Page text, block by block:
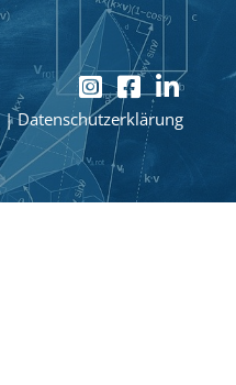
|Datenschutzerklärung